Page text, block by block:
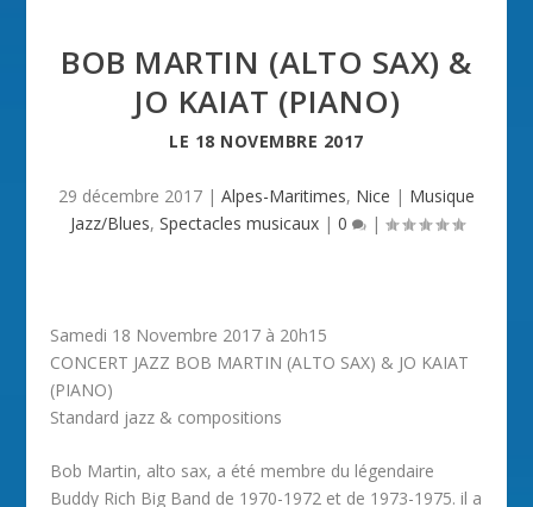
BOB MARTIN (ALTO SAX) &
JO KAIAT (PIANO)
LE 18 NOVEMBRE 2017
29 décembre 2017 | Alpes-Maritimes, Nice | Musique
Jazz/Blues, Spectacles musicaux| 0 |
Samedi 18 Novembre 2017 à 20h15
CONCERT JAZZ BOB MARTIN (ALTO SAX) & JO KAIAT
(PIANO)
Standard jazz & compositions
Bob Martin, alto sax, a été membre du légendaire
Buddy Rich Big Band de 1970-1972 et de 1973-1975. il a